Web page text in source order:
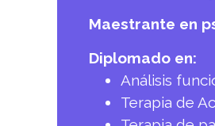
Maestrante en
Diplomado en:
Análisis
Terapia de